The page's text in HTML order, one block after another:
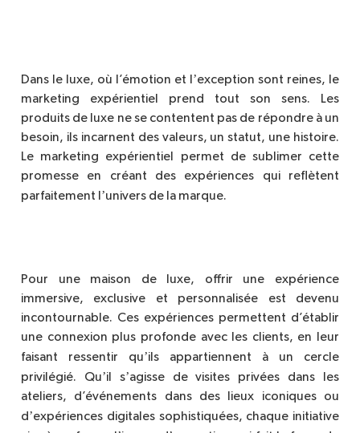
Dans le luxe, où l’émotion et l ’exception sont reines, le
marketing expérientiel prend tout son sens. Les
produits de luxe ne se contentent pas de répondre à un
besoin, ils incarnent des valeurs, un statut, une histoire.
Le marketing expérientiel permet de sublimer cette
promesse en créant des expériences qui refl ètent
parfaitement l ’univers de la marque.
Pour une maison de luxe, offrir une expérience
immersive, exclusive et personnalisée est devenu
incontournable. Ces expériences permettent d’établir
une connexion plus profonde avec les clients, en leur
faisant ressentir qu’ils appartiennent à un cercle
privilégié. Qu’il s’agisse de visites privées dans les
ateliers, d’événements dans des lieux iconiques ou
d’expériences digitales sophistiquées, chaque initiative